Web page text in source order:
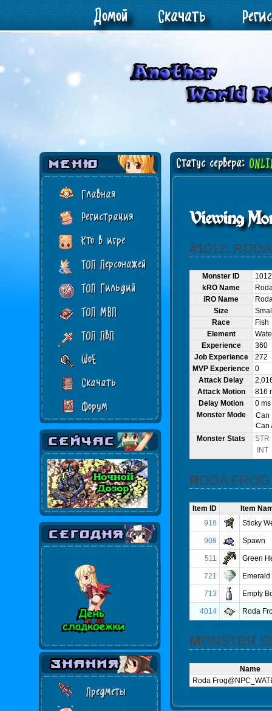
Домой Скачать
Главная
Регистрация
Кто в игре
ТОП Персонажей
ТОП Гильдий
ТОП МВП
ТОП ПвП
WoE
Скачать
Форум
Предметы
Статус сервера:
Viewing
#1012:
Monster ID
1012
kRO Name
iRO Name
Size
Race
Fish
Element
Experience
360
Job Experience
272
MVP Experience
0
Attack Delay
Attack Motion
816
Delay Motion
0 ms
Monster Mode
Can
Can
Monster Stats
STR
INT
RODA
Item ID
Item
918
Sticky
908 Spawn
511 Green
721 Emerald
713 Empty
4014 Roda
MONSTER
Name
Roda